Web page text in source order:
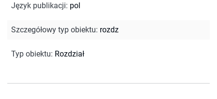
Język publikacji: pol
Szczegółowy typ obiektu: rozdz
Typ obiektu: Rozdział